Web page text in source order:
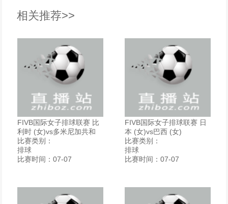
相关推荐>>
FIVB国际女子排球联赛 比
利时 (女)vs多米尼加共和
比赛类别：
排球
比赛时间：07-07
FIVB国际女子排球联赛 日
本 (女)vs巴西 (女)
比赛类别：
排球
比赛时间：07-07